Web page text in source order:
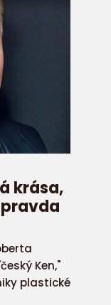
krása,
Ken,"
plastické